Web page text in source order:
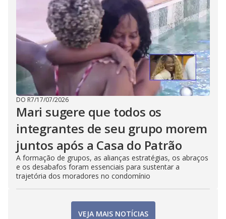
DO R7/17/07/2026
Mari sugere que todos os
integrantes de seu grupo morem
juntos após a Casa do Patrão
A formação de grupos, as alianças estratégias, os abraços
e os desabafos foram essenciais para sustentar a
trajetória dos moradores no condomínio
VEJA MAIS NOTÍCIAS